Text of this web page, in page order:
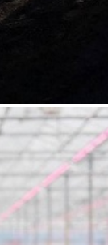
SULFAT /
KALCIJUM
7. Acoustic 1l
2500S